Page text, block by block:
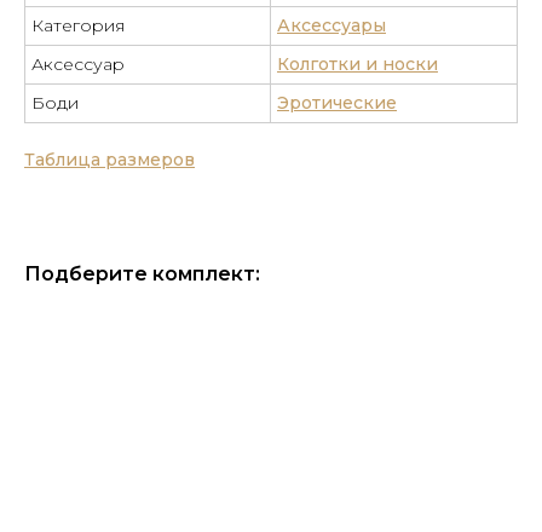
Таблица размеров
Категория
Аксессуары
Аксессуар
Колготки и носки
Боди
Эротические
Подберите комплект: